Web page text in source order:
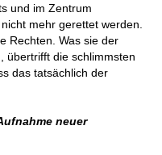
und im Zentrum
mehr gerettet werden.
Rechten. Was sie der
übertrifft die schlimmsten
das tatsächlich der
neuer